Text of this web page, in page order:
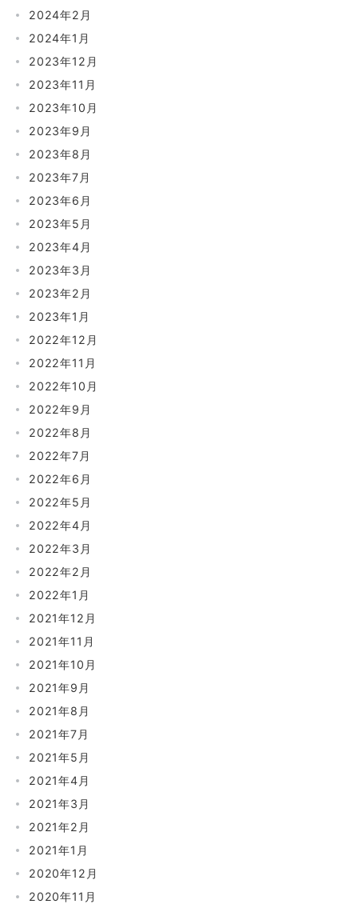
2024年2月
2024年1月
2023年12月
2023年11月
2023年10月
2023年9月
2023年8月
2023年7月
2023年6月
2023年5月
2023年4月
2023年3月
2023年2月
2023年1月
2022年12月
2022年11月
2022年10月
2022年9月
2022年8月
2022年7月
2022年6月
2022年5月
2022年4月
2022年3月
2022年2月
2022年1月
2021年12月
2021年11月
2021年10月
2021年9月
2021年8月
2021年7月
2021年5月
2021年4月
2021年3月
2021年2月
2021年1月
2020年12月
2020年11月